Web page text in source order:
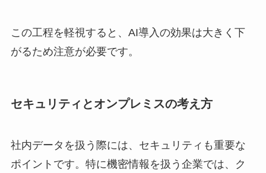
この工程を軽視すると、AI導入の効果は大きく下
がるため注意が必要です。
セキュリティとオンプレミスの考え方
社内データを扱う際には、セキュリティも重要な
ポイントです。特に機密情報を扱う企業では、ク